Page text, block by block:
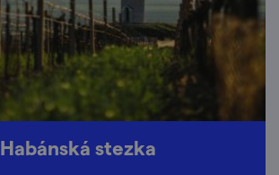
Habánská stezka